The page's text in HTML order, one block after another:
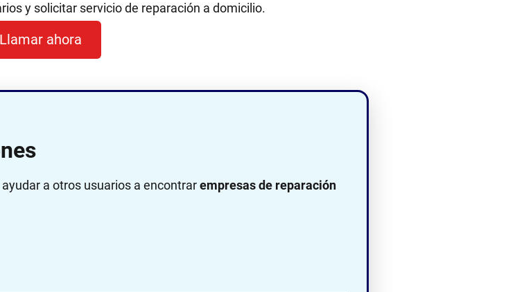
y solicitar servicio de reparación a domicilio.
Llamar ahora
a otros usuarios a encontrarempresas de reparación